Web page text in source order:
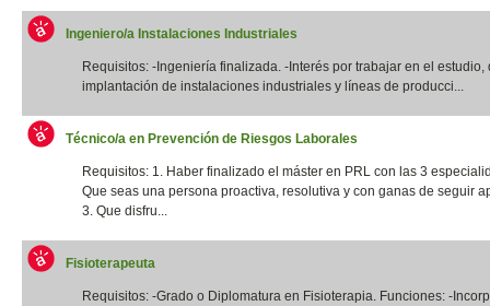
Ingeniero/a Instalaciones Industriales
Requisitos: -Ingeniería finalizada. -Interés por trabajar en el estudio,
implantación de instalaciones industriales y líneas de producci...
Técnico/a en Prevención de Riesgos Laborales
Requisitos: 1. Haber finalizado el máster en PRL con las 3
Que seas una persona proactiva, resolutiva y con ganas de seguir
3. Que disfru...
Fisioterapeuta
Requisitos: -Grado o Diplomatura en Fisioterapia. Funciones: -